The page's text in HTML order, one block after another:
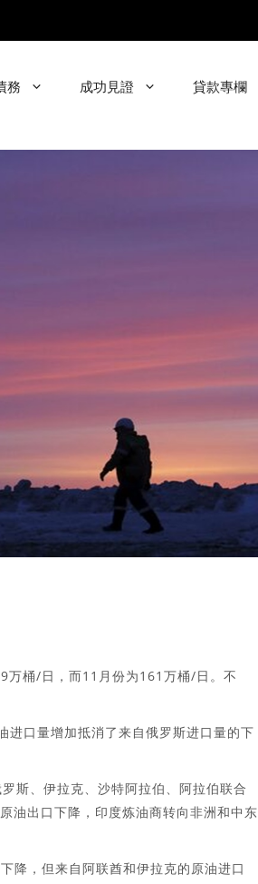
務 成功見證 貸款專欄
万桶/日，而11月份为161万桶/日。不
口量增加抵消了来自俄罗斯进口量的下
斯、伊拉克、沙特阿拉伯、阿拉伯联合
油出口下降，印度炼油商转向非洲和中东
降，但来自阿联酋和伊拉克的原油进口